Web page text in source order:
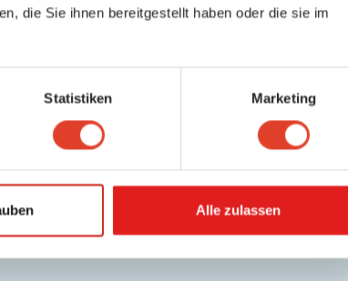
die Sie ihnen bereitgestellt haben oder die sie im
Statistiken Marketing
Alle zulassen
Di
Sa
Jetzt